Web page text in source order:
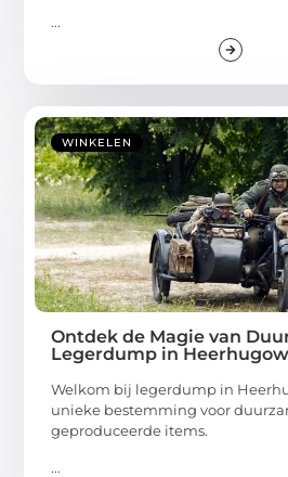
...
WINKELEN
Ontdek de Magie van
Legerdump in
Welkom bij legerdump in
unieke bestemming voor
geproduceerde items.
...